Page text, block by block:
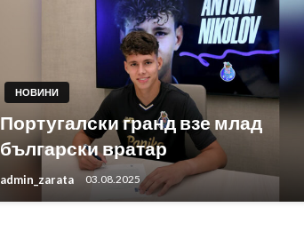
НОВИНИ
Португалски гранд взе млад
български вратар
admin_zarata 03.08.2025